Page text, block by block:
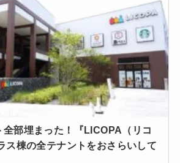
全部埋まった！『LICOPA（リコ
ス棟の全テナントをおさらいして